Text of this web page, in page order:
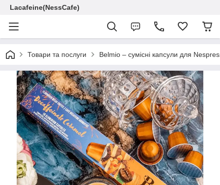
Lacafeine(NessCafe)
Товари та послуги Belmio – сумісні капсули для